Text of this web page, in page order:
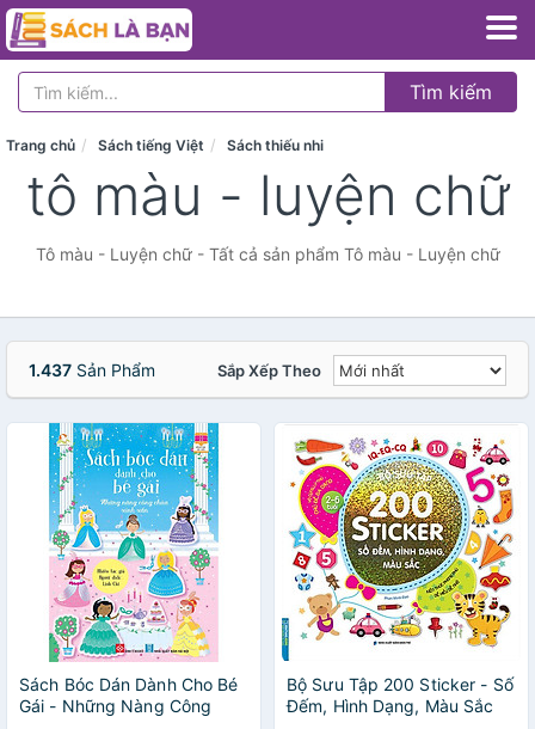
Tìm kiếm
Trang chủ Sách tiếng Việt Sách thiếu nhi
tô màu - luyện chữ
Tô màu - Luyện chữ - Tất cả sản phẩm Tô màu - Luyện chữ
1.437 Sản Phẩm Sắp Xếp Theo
Sách Bóc Dán Dành Cho Bé
Gái - Những Nàng Công
Bộ Sưu Tập 200 Sticker - Số
Đếm, Hình Dạng, Màu Sắc